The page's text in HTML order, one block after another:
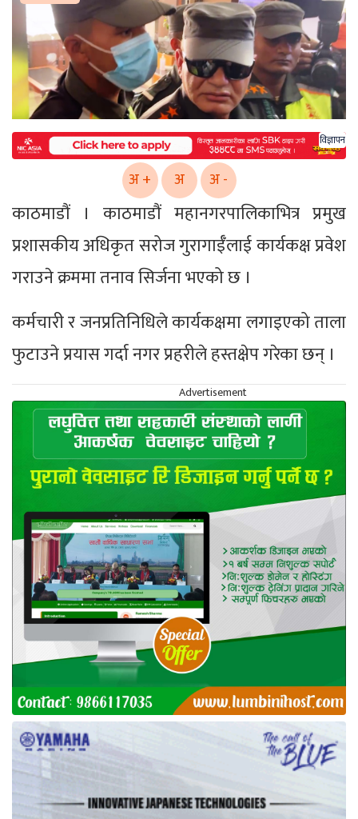
विज्ञापन
अ + अ अ -
काठमाडौं । काठमाडौं महानगरपालिकाभित्र प्रमुख
प्रशासकीय अधिकृत सरोज गुरागाईँलाई कार्यकक्ष प्रवेश
गराउने क्रममा तनाव सिर्जना भएको छ ।
कर्मचारी र जनप्रतिनिधिले कार्यकक्षमा लगाइएको ताला
फुटाउने प्रयास गर्दा नगर प्रहरीले हस्तक्षेप गरेका छन् ।